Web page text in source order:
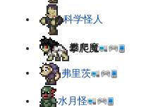
科学怪人
攀爬魔
弗里茨
水月怪